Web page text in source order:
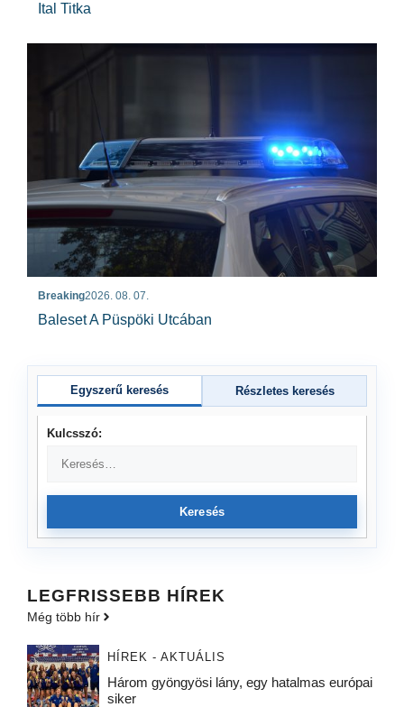
Ital Titka
Breaking2026. 08. 07.
Baleset A Püspöki Utcában
Egyszerű keresés Részletes keresés
Kulcsszó:
Keresés
LEGFRISSEBB HÍREK
Még több hír
HÍREK - AKTUÁLIS
Három gyöngyösi lány, egy hatalmas európai
siker